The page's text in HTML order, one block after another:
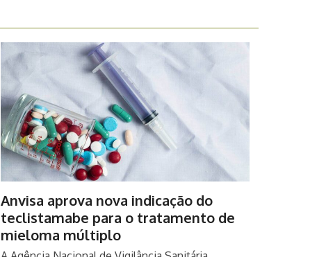
Anvisa aprova nova indicação do
teclistamabe para o tratamento de
mieloma múltiplo